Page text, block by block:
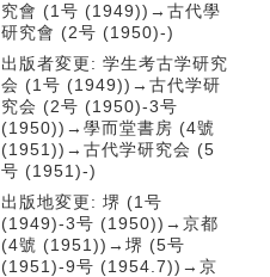
究會 (1号 (1949))→古代學
研究會 (2号 (1950)-)
出版者変更: 学生考古学研究
会 (1号 (1949))→古代学研
究会 (2号 (1950)-3号
(1950))→學而堂書房 (4號
(1951))→古代学研究会 (5
号 (1951)-)
出版地変更: 堺 (1号
(1949)-3号 (1950))→京都
(4號 (1951))→堺 (5号
(1951)-9号 (1954.7))→京